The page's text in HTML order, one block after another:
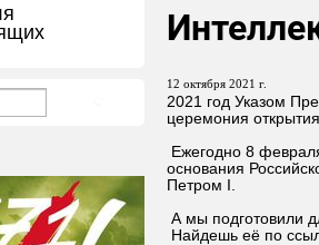
12 октября 2021 г.
2021 год Указом
церемония
Ежегодно 8
основания
Петром I.
А мы подготовили
Найдешь её по